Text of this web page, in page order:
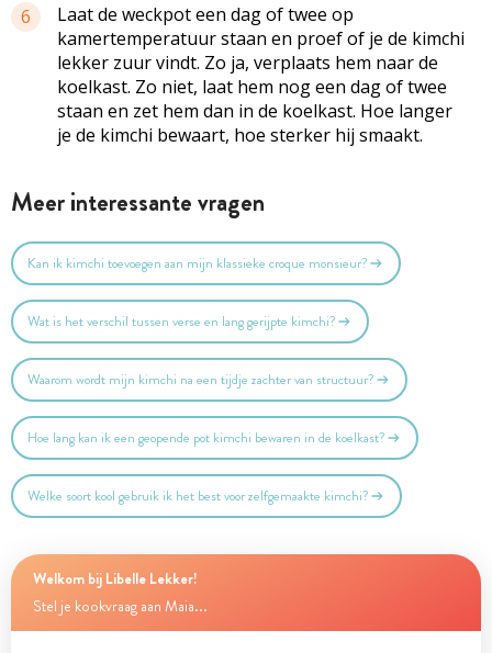
6
Laat de weckpot een dag of twee op
kamertemperatuur staan en proef of je de kimchi
lekker zuur vindt. Zo ja, verplaats hem naar de
koelkast. Zo niet, laat hem nog een dag of twee
staan en zet hem dan in de koelkast. Hoe langer
je de kimchi bewaart, hoe sterker hij smaakt.
Meer interessante vragen
Kan ik kimchi toevoegen aan mijn klassieke croque monsieur?
Wat is het verschil tussen verse en lang gerijpte kimchi?
Waarom wordt mijn kimchi na een tijdje zachter van structuur?
Hoe lang kan ik een geopende pot kimchi bewaren in de koelkast?
Welke soort kool gebruik ik het best voor zelfgemaakte kimchi?
Welkom bij Libelle Lekker!
Stel je kookvraag aan Maia...